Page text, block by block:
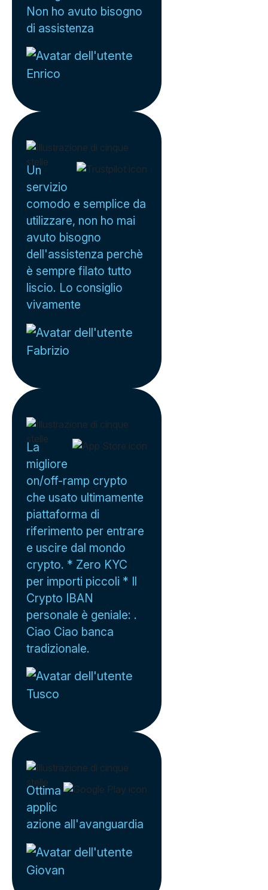
Non ho avuto bisogno
di assistenza
Enrico
Un
servizio
comodo e semplice da
utilizzare, non ho mai
avuto bisogno
dell'assistenza perchè
è sempre filato tutto
liscio. Lo consiglio
vivamente
Fabrizio
La
migliore
on/off-ramp crypto
che usato ultimamente
piattaforma di
riferimento per entrare
e uscire dal mondo
crypto. * Zero KYC
per importi piccoli * Il
Crypto IBAN
personale è geniale: .
Ciao Ciao banca
tradizionale.
Tusco
Ottima
applic
azione all'avanguardia
Giovan